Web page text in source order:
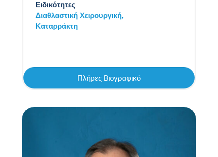
Ειδικότητες
Διαθλαστική Χειρουργική,
Καταρράκτη
Πλήρες Βιογραφικό